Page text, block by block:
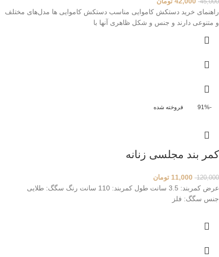
45,000
راهنمای خرید دستکش کاموایی مناسب دستکش کاموایی ها مدل‌های مختلف
و متنوعی دارند و جنس و شکل ظاهری آنها با
-91% فروخته شده
کمر بند مجلسی زنانه
120,000
11,000 تومان
عرض کمربند: 3.5 سانت طول کمربند: 110 سانت رنگ سگگ: طلایی
جنس سگگ: فلز